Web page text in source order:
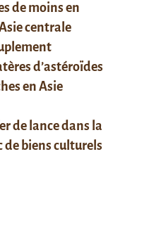
de moins en
centrale
d’astéroïdes
en Asie
de lance dans la
biens culturels